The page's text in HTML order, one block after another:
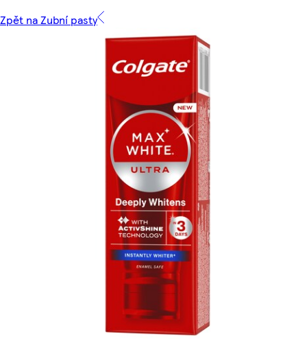
Zpět na Zubní pasty